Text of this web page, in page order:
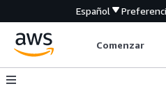
Español
Comenzar